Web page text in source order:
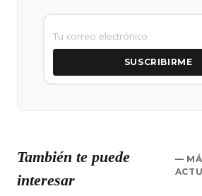
SUSCRIBIRME
También te puede
interesar
—